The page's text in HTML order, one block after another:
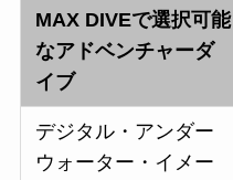
MAX DIVEで選択可能
なアドベンチャーダ
イブ
デジタル・アンダー
ウォーター・イメー